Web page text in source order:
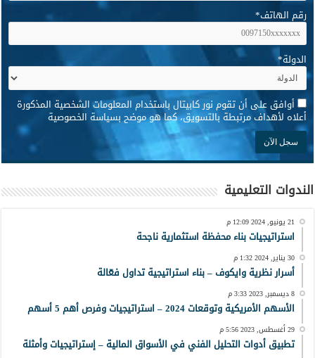
رقم الهاتف*
الدولة*
* أوافق على أن تقوم نور كابيتال باستخدام المعلومات الشخصية المذكورة
أعلاه لأهداف مرتبطة بالتسويق، كما هو موضح بسياسة الخصوصية
الندوات التعليمية
21 يونيو, 2024 12:09 م
استراتيجيات بناء محفظة استثمارية ناجحة
30 يناير, 2024 1:32 م
أسرار نظرية وايكوف – بناء استراتيجية تداول فعّالة
8 ديسمبر, 2023 3:33 م
الأسهم الأمريكية وتوقعات 2024 – استراتيجيات وفرص أهم 5 أسهم
29 أغسطس, 2023 5:56 م
تطبيق أدوات التحليل الفني في الأسواق المالية – إستراتيجيات وأمثلة